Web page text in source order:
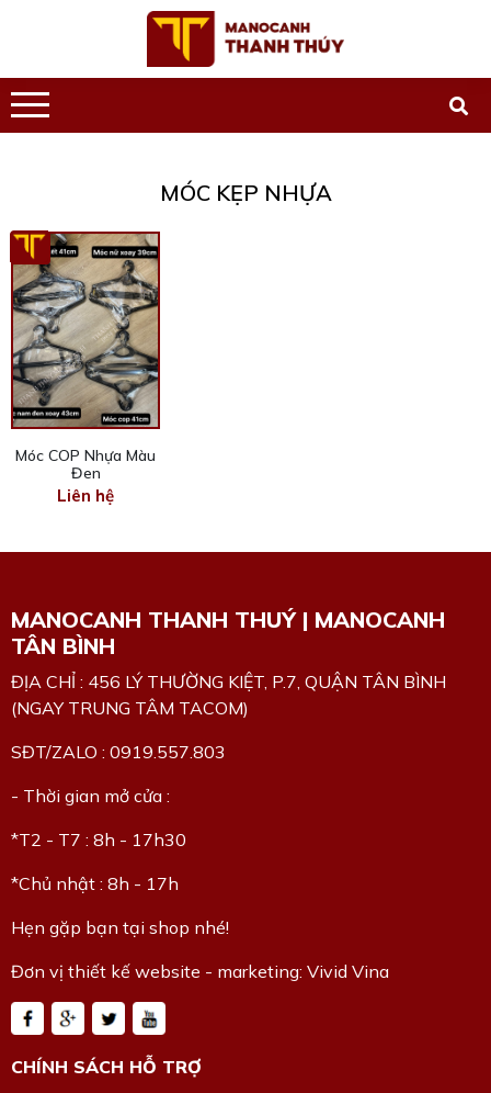
MÓC KẸP NHỰA
Móc COP Nhựa Màu
Đen
Liên hệ
MANOCANH THANH THUÝ | MANOCANH
TÂN BÌNH
ĐỊA CHỈ : 456 LÝ THƯỜNG KIỆT, P.7, QUẬN TÂN BÌNH
(NGAY TRUNG TÂM TACOM)
SĐT/ZALO : 0919.557.803
- Thời gian mở cửa :
*T2 - T7 : 8h - 17h30
*Chủ nhật : 8h - 17h
Hẹn gặp bạn tại shop nhé!
Đơn vị thiết kế website - marketing: Vivid Vina
CHÍNH SÁCH HỖ TRỢ